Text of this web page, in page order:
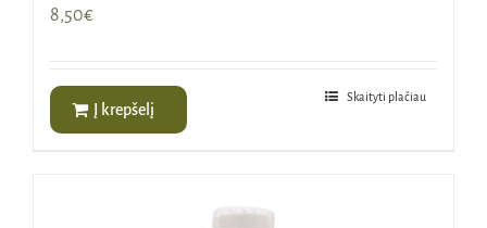
8,50€
Į krepšelį
Skaityti plačiau